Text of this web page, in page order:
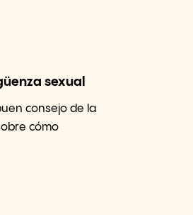
sexual
consejo de la
cómo